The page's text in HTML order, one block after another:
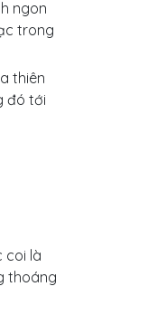
ngon
trong
thiên
đó tới
coi là
thoáng